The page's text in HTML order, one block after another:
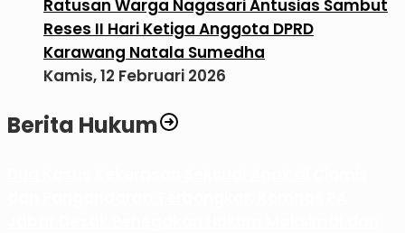
Ratusan Warga Nagasari Antusias Sambut
Reses II Hari Ketiga Anggota DPRD
Karawang Natala Sumedha
Kamis, 12 Februari 2026
Berita Hukum